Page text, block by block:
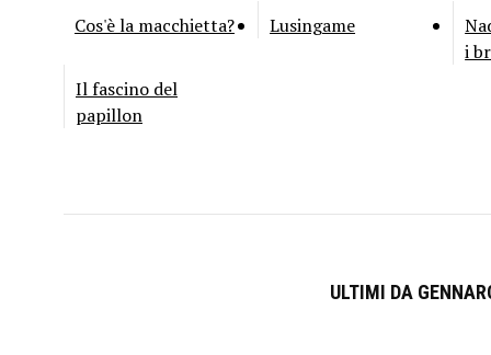
Cos'è la macchietta? Lusingame
i
Il fascino del
papillon
ULTIMI DA